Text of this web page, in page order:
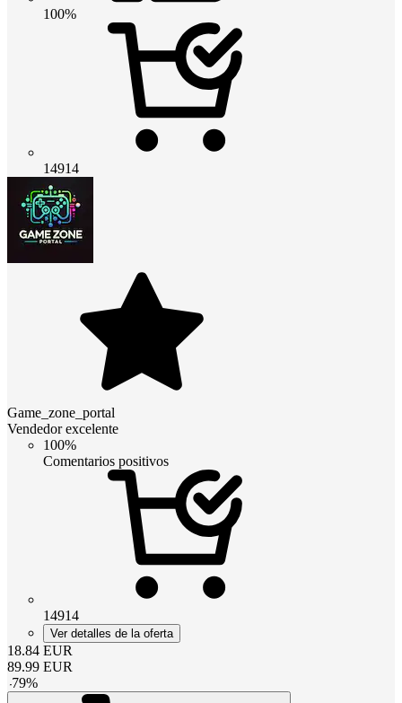
100%
14914
Game_zone_portal
Vendedor excelente
100%
Comentarios positivos
14914
Ver detalles de la oferta
18.84 EUR
89.99 EUR
-79%